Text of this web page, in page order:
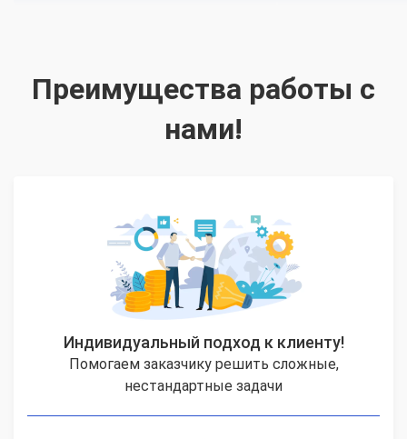
Преимущества работы с
нами!
Индивидуальный подход к клиенту!
Помогаем заказчику решить сложные,
нестандартные задачи